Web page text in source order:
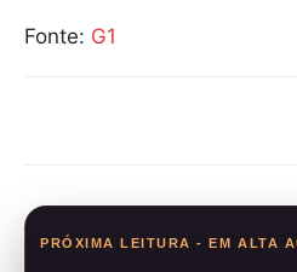
Fonte: G1
PRÓXIMA LEITURA - EM ALTA